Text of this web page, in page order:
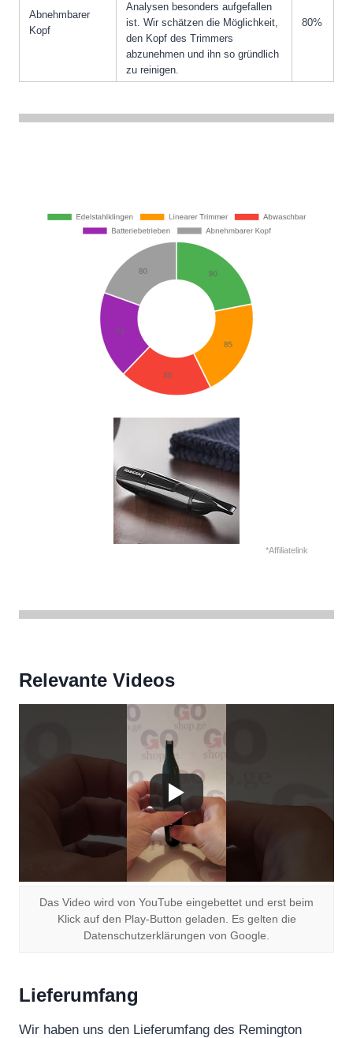
Abnehmbarer
Kopf
Analysen besonders aufgefallen
ist. Wir schätzen die Möglichkeit,
den Kopf des Trimmers
abzunehmen und ihn so gründlich
zu reinigen.
80%
*Affiliatelink
Relevante Videos
Das Video wird von YouTube eingebettet und erst beim
Klick auf den Play-Button geladen. Es gelten die
Datenschutzerklärungen von Google.
Lieferumfang
Wir haben uns den Lieferumfang des Remington